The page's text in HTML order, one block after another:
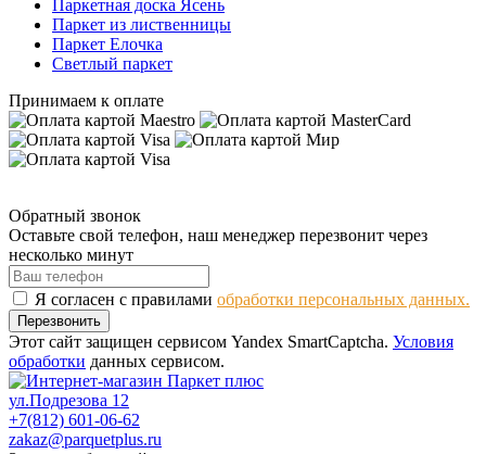
Паркетная доска Ясень
Паркет из лиственницы
Паркет Елочка
Светлый паркет
Принимаем к оплате
Обратный звонок
Оставьте свой телефон, наш менеджер перезвонит через
несколько минут
Я согласен с правилами обработки персональных данных.
Перезвонить
Этот сайт защищен сервисом Yandex SmartCaptcha. Условия
обработки данных сервисом.
ул.Подрезова 12
+7(812) 601-06-62
zakaz@parquetplus.ru